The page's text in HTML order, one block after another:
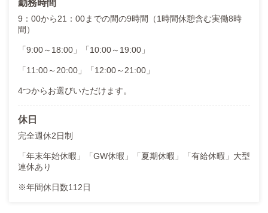
勤務時間
9：00から21：00までの間の9時間（1時間休憩含む実働8時
間）
「9:00～18:00」「10:00～19:00」
「11:00～20:00」「12:00～21:00」
4つからお選びいただけます。
休日
完全週休2日制
「年末年始休暇」「GW休暇」「夏期休暇」「有給休暇」大型
連休あり
※年間休日数112日